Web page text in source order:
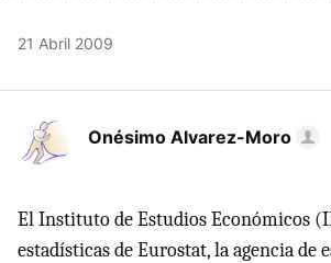
21 Abril 2009
Onésimo Alvarez-Moro
El Instituto de Estudios Económicos (
estadísticas de Eurostat, la agencia de